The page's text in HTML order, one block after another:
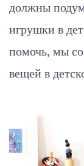
должны
игрушки в
помочь, мы
вещей в